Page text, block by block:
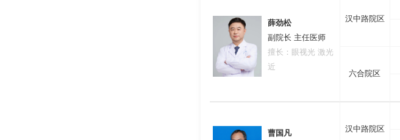
薛劲松
副院长 主任医师
擅长：眼视光 激光
近
汉中路院区
六合院区
曹国凡
汉中路院区